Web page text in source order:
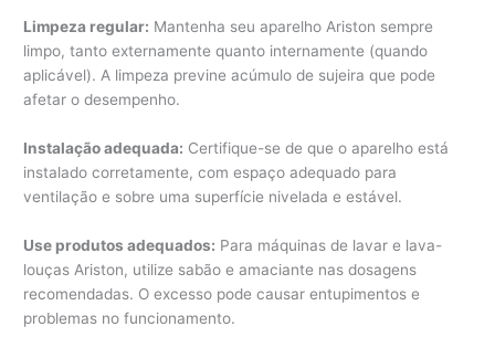
Limpeza regular: Mantenha seu aparelho Ariston sempre
limpo, tanto externamente quanto internamente (quando
aplicável). A limpeza previne acúmulo de sujeira que pode
afetar o desempenho.
Instalação adequada: Certifique-se de que o aparelho está
instalado corretamente, com espaço adequado para
ventilação e sobre uma superfície nivelada e estável.
Use produtos adequados: Para máquinas de lavar e lava-
louças Ariston, utilize sabão e amaciante nas dosagens
recomendadas. O excesso pode causar entupimentos e
problemas no funcionamento.